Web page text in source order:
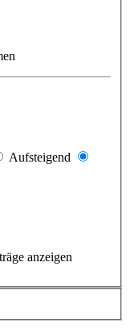
Aufsteigend
anzeigen